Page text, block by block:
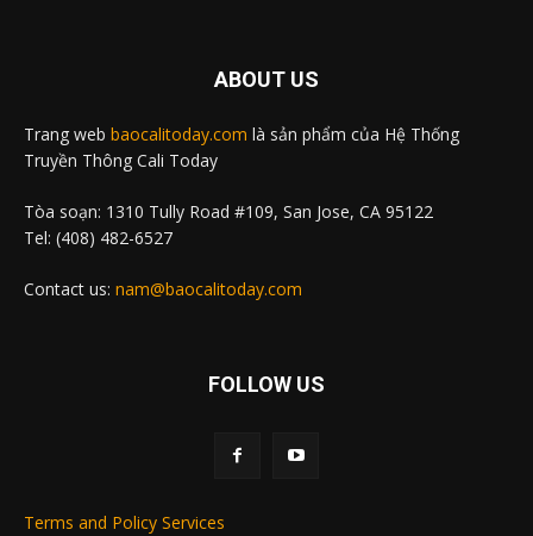
ABOUT US
Trang web baocalitoday.com là sản phẩm của Hệ Thống
Truyền Thông Cali Today
Tòa soạn: 1310 Tully Road #109, San Jose, CA 95122
Tel: (408) 482-6527
Contact us: nam@baocalitoday.com
FOLLOW US
Terms and Policy Services